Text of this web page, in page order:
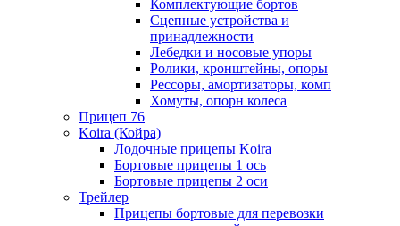
Комплектующие бортов
Сцепные устройства и
принадлежности
Лебедки и носовые упоры
Ролики, кронштейны, опоры
Рессоры, амортизаторы, комп
Хомуты, опорн колеса
Прицеп 76
Koira (Койра)
Лодочные прицепы Koira
Бортовые прицепы 1 ось
Бортовые прицепы 2 оси
Трейлер
Прицепы бортовые для перевозки